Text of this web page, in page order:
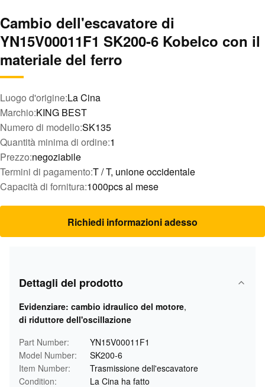
Cambio dell'escavatore di
YN15V00011F1 SK200-6 Kobelco con il
materiale del ferro
Luogo d'origine:La Cina
Marchio:KING BEST
Numero di modello:SK135
Quantità minima di ordine:1
Prezzo:negoziabile
Termini di pagamento:T / T, unione occidentale
Capacità di fornitura:1000pcs al mese
Richiedi informazioni adesso
Dettagli del prodotto
Evidenziare: cambio idraulico del motore,
di riduttore dell'oscillazione
Part Number:
YN15V00011F1
Model Number:
SK200-6
Item Number:
Trasmissione dell'escavatore
Condition:
La Cina ha fatto